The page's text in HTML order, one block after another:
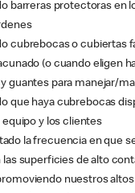
barreras protectoras en
cubrebocas o cubiertas
(o cuando eligen
guantes para manejar/
que haya cubrebocas
y los clientes
la frecuencia en que
superficies de alto
nuestros